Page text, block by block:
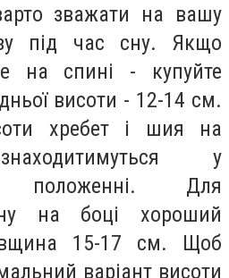
зважати на вашу
під час сну. Якщо
на спині - купуйте
висоти - 12-14 см.
хребет і шия на
у
положенні. Для
на боці хороший
15-17 см. Щоб
варіант висоти